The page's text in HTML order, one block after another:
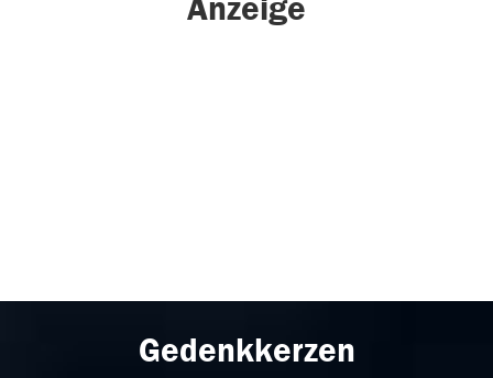
Anzeige
Gedenkkerzen